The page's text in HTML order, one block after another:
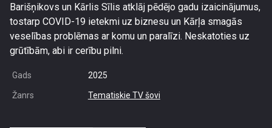
Barišņikovs un Kārlis Sīlis atklāj pēdējo gadu izaicinājumus,
tostarp COVID-19 ietekmi uz biznesu un Kārļa smagās
veselības problēmas ar komu un paralīzi. Neskatoties uz
grūtībām, abi ir cerību pilni.
Gads 2025
Žanrs Tematiskie TV šovi